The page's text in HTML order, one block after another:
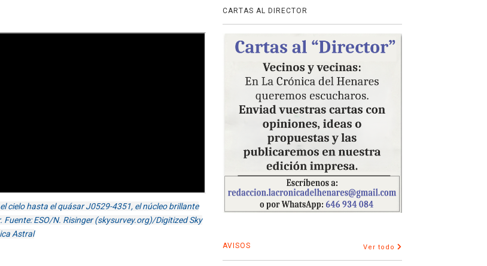
cielo hasta el quásar J0529-4351, el núcleo brillante
ESO/N. Risinger (skysurvey.org)/Digitized Sky
Astral
CARTAS AL DIRECTOR
AVISOS Ver todo